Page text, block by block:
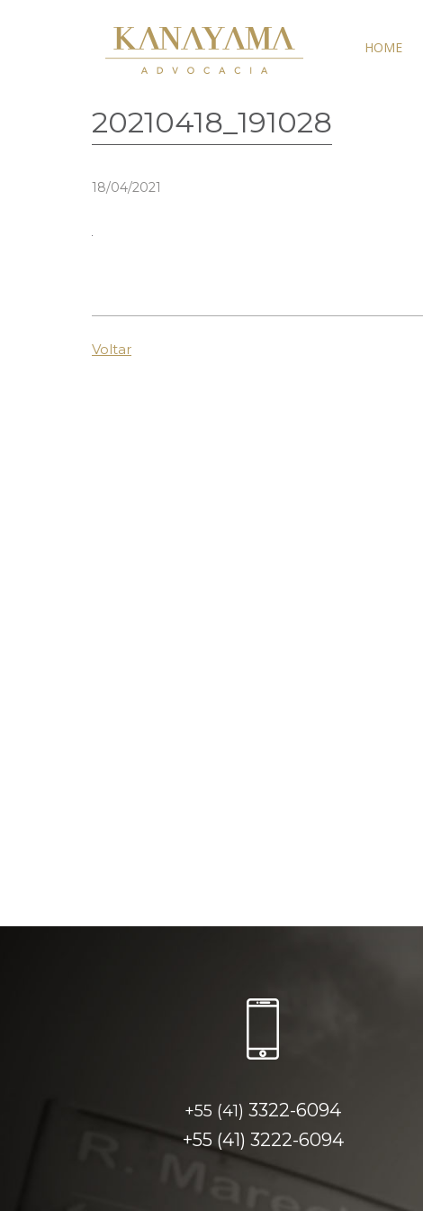
HOME
20210418_191028
18/04/2021
Voltar
+55 (41) 3322-6094
+55 (41) 3222-6094